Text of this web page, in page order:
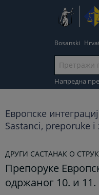
Bosanski
Напредна
Европске
Sastanci, preporuke i
ДРУГИ САСТАНАК О
Препоруке
одржаног 10. и